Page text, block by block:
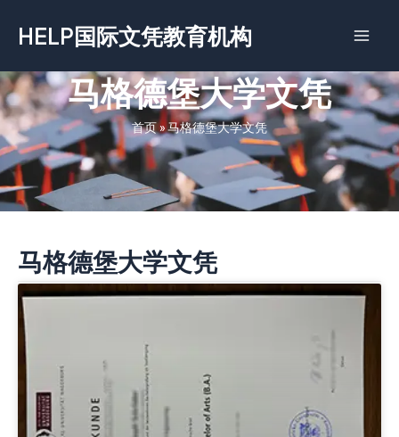
容
HELP国际文凭教育机构
马格德堡大学文凭
首页»马格德堡大学文凭
马格德堡大学文凭